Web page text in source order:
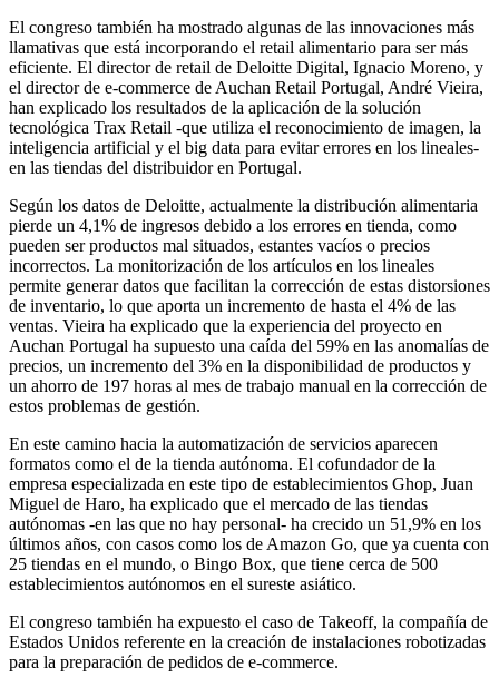
El congreso también ha mostrado algunas de las innovaciones más
llamativas que está incorporando el retail alimentario para ser más
eficiente. El director de retail de Deloitte Digital, Ignacio Moreno, y
el director de e-commerce de Auchan Retail Portugal, André Vieira,
han explicado los resultados de la aplicación de la solución
tecnológica Trax Retail -que utiliza el reconocimiento de imagen, la
inteligencia artificial y el big data para evitar errores en los lineales-
en las tiendas del distribuidor en Portugal.
Según los datos de Deloitte, actualmente la distribución alimentaria
pierde un 4,1% de ingresos debido a los errores en tienda, como
pueden ser productos mal situados, estantes vacíos o precios
incorrectos. La monitorización de los artículos en los lineales
permite generar datos que facilitan la corrección de estas distorsiones
de inventario, lo que aporta un incremento de hasta el 4% de las
ventas. Vieira ha explicado que la experiencia del proyecto en
Auchan Portugal ha supuesto una caída del 59% en las anomalías de
precios, un incremento del 3% en la disponibilidad de productos y
un ahorro de 197 horas al mes de trabajo manual en la corrección de
estos problemas de gestión.
En este camino hacia la automatización de servicios aparecen
formatos como el de la tienda autónoma. El cofundador de la
empresa especializada en este tipo de establecimientos Ghop, Juan
Miguel de Haro, ha explicado que el mercado de las tiendas
autónomas -en las que no hay personal- ha crecido un 51,9% en los
últimos años, con casos como los de Amazon Go, que ya cuenta con
25 tiendas en el mundo, o Bingo Box, que tiene cerca de 500
establecimientos autónomos en el sureste asiático.
El congreso también ha expuesto el caso de Takeoff, la compañía de
Estados Unidos referente en la creación de instalaciones robotizadas
para la preparación de pedidos de e-commerce.